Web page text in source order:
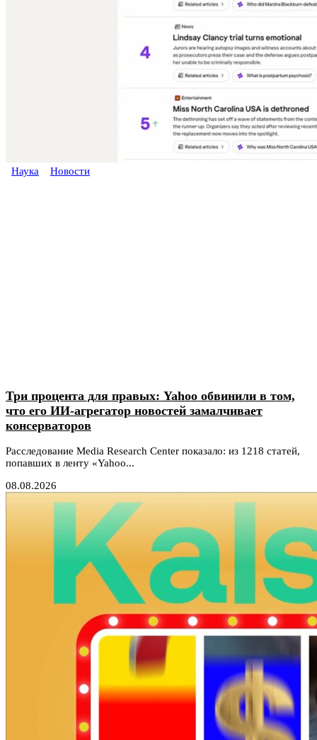
Наука Новости
Три процента для правых: Yahoo обвинили в том,
что его ИИ-агрегатор новостей замалчивает
консерваторов
Расследование Media Research Center показало: из 1218 статей,
попавших в ленту «Yahoo...
08.08.2026